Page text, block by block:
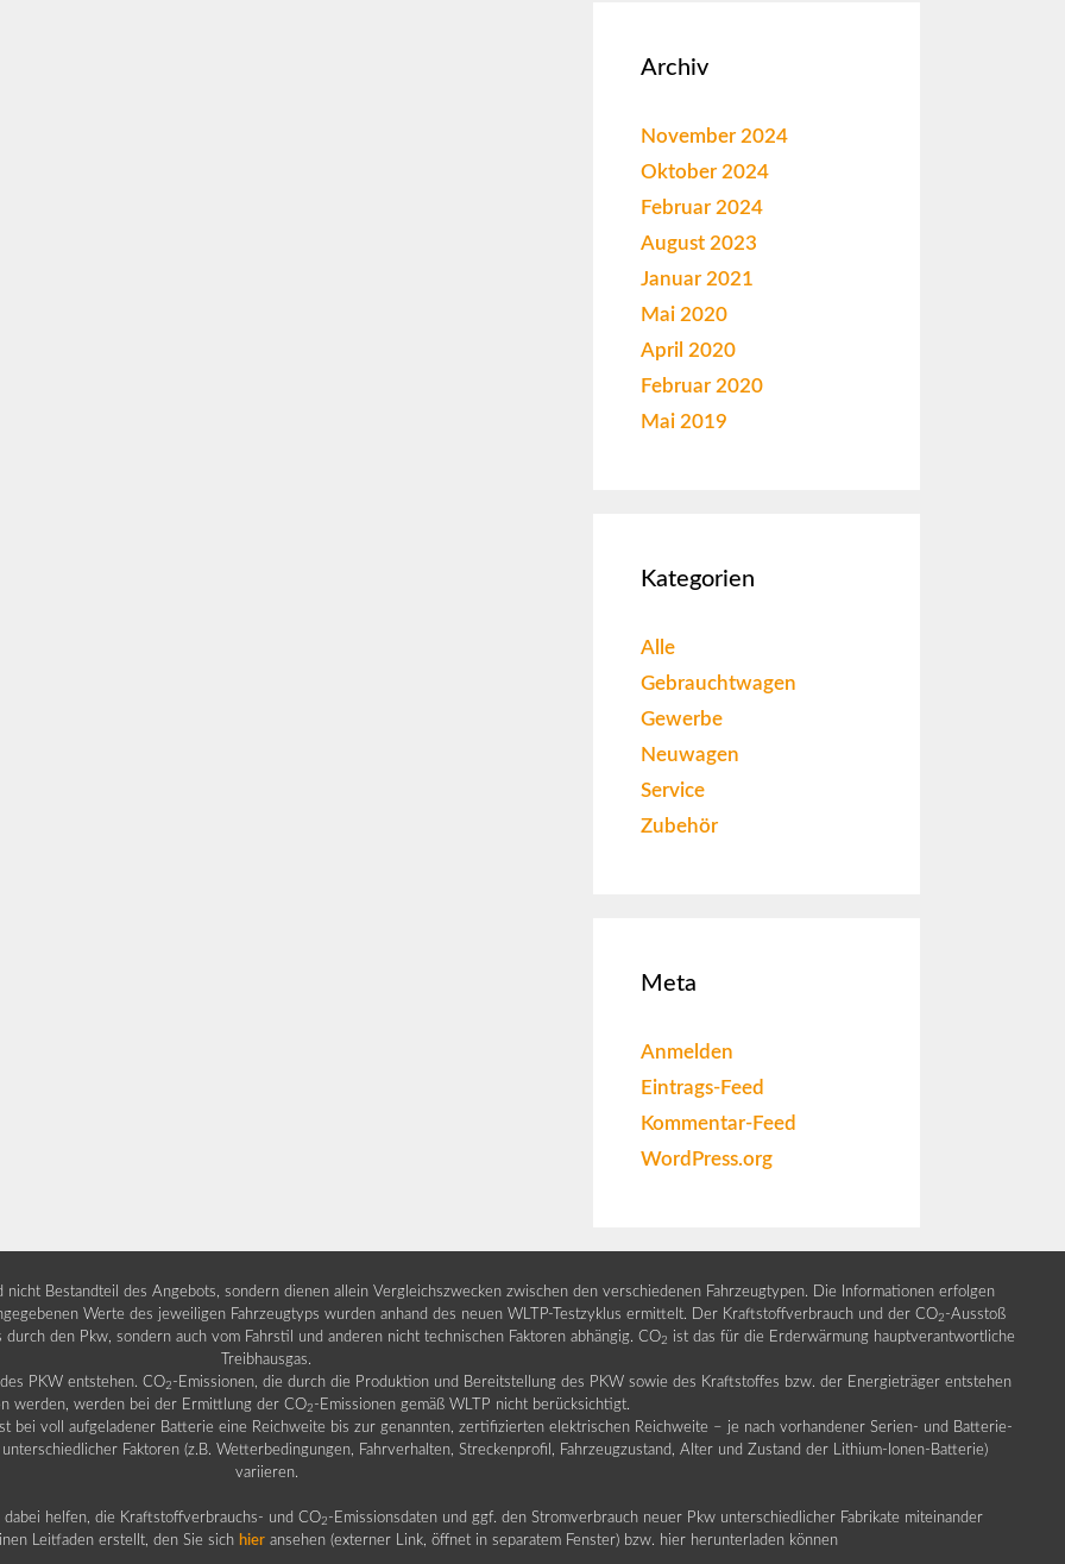
Archiv
November 2024
Oktober 2024
Februar 2024
August 2023
Januar 2021
Mai 2020
April 2020
Februar 2020
Mai 2019
Kategorien
Alle
Gebrauchtwagen
Gewerbe
Neuwagen
Service
Zubehör
Meta
Anmelden
Eintrags-Feed
Kommentar-Feed
WordPress.org
Bestandteil des Angebots, sondern dienen allein Vergleichszwecken zwischen den verschiedenen Fahrzeugtypen. Die Informationen erfolgen
Werte des jeweiligen Fahrzeugtyps wurden anhand des neuen WLTP-Testzyklus ermittelt. Der Kraftstoffverbrauch und der CO2 -Ausstoß
den Pkw, sondern auch vom Fahrstil und anderen nicht technischen Faktoren abhängig. CO2 ist das für die Erderwärmung hauptverantwortliche
Treibhausgas.
PKW entstehen. CO2 -Emissionen, die durch die Produktion und Bereitstellung des PKW sowie des Kraftstoffes bzw. der Energieträger entstehen
werden, werden bei der Ermittlung der CO2 -Emissionen gemäß WLTP nicht berücksichtigt.
bei voll aufgeladener Batterie eine Reichweite bis zur genannten, zertifizierten elektrischen Reichweite – je nach vorhandener Serien- und Batterie-
Faktoren (z.B. Wetterbedingungen, Fahrverhalten, Streckenprofil, Fahrzeugzustand, Alter und Zustand der Lithium-Ionen-Batterie)
variieren.
helfen, die Kraftstoffverbrauchs- und CO2 -Emissionsdaten und ggf. den Stromverbrauch neuer Pkw unterschiedlicher Fabrikate miteinander
Leitfaden erstellt, den Sie sich hier ansehen (externer Link, öffnet in separatem Fenster) bzw. hier herunterladen können